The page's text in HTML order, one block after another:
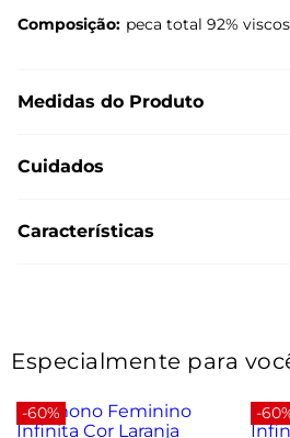
Composição: peca total 92%
Medidas do Produto
Cuidados
Características
Especialmente para
-60%
-